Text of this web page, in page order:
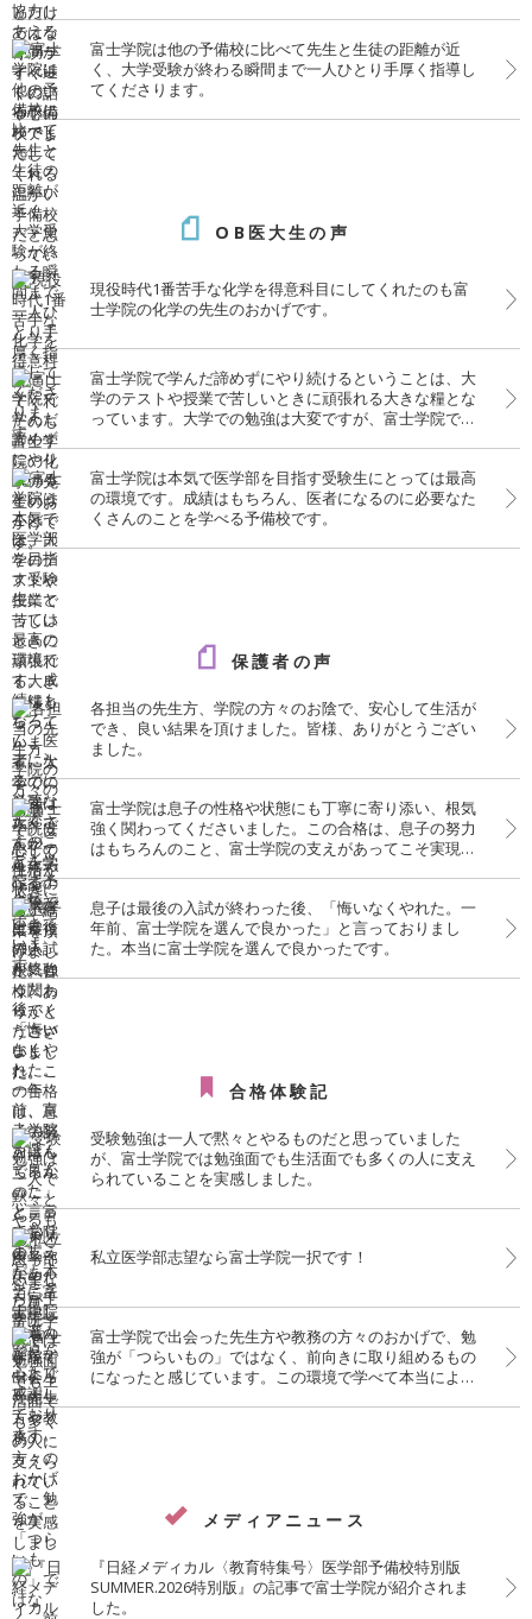
富士学院は他の予備校に比べて先生と生徒の距離が近
く、大学受験が終わる瞬間まで一人ひとり手厚く指導し
てくださります。
OB医大生の声
現役時代1番苦手な化学を得意科目にしてくれたのも富
士学院の化学の先生のおかげです。
富士学院で学んだ諦めずにやり続けるということは、大
学のテストや授業で苦しいときに頑張れる大きな糧とな
っています。大学での勉強は大変ですが、富士学院での
富士学院は本気で医学部を目指す受験生にとっては最高
の環境です。成績はもちろん、医者になるのに必要なた
くさんのことを学べる予備校です。
保護者の声
各担当の先生方、学院の方々のお陰で、安心して生活が
でき、良い結果を頂けました。皆様、ありがとうござい
ました。
富士学院は息子の性格や状態にも丁寧に寄り添い、根気
強く関わってくださいました。この合格は、息子の努力
はもちろんのこと、富士学院の支えがあってこそ実現し
息子は最後の入試が終わった後、「悔いなくやれた。一
年前、富士学院を選んで良かった」と言っておりまし
た。本当に富士学院を選んで良かったです。
合格体験記
受験勉強は一人で黙々とやるものだと思っていました
が、富士学院では勉強面でも生活面でも多くの人に支え
られていることを実感しました。
私立医学部志望なら富士学院一択です！
富士学院で出会った先生方や教務の方々のおかげで、勉
強が「つらいもの」ではなく、前向きに取り組めるもの
になったと感じています。この環境で学べて本当によか
メディアニュース
『日経メディカル〈教育特集号〉医学部予備校特別版
SUMMER.2026特別版』の記事で富士学院が紹介されま
した。